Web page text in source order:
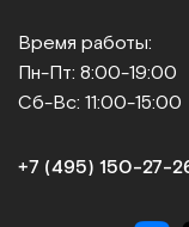
Время работы:
Пн-Пт: 8:00-19:00
Сб-Вс: 11:00-15:00
+7 (495)